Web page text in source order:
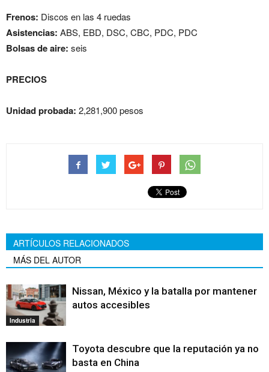
Frenos: Discos en las 4 ruedas
Asistencias: ABS, EBD, DSC, CBC, PDC, PDC
Bolsas de aire: seis
PRECIOS
Unidad probada: 2,281,900 pesos
ARTÍCULOS RELACIONADOS
MÁS DEL AUTOR
Industria
Nissan, México y la batalla por mantener
autos accesibles
Toyota descubre que la reputación ya no
basta en China